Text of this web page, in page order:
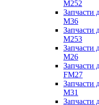
M252
Запчасти
M36
Запчасти
M253
Запчасти
M26
Запчасти
FM27
Запчасти
M31
Запчасти